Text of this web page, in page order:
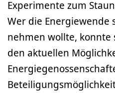
Experimente zum
Wer die Energiewende
nehmen wollte, konnte
den aktuellen